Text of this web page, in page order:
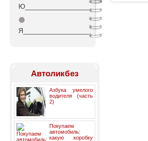
Ю_________________
⚫
Я_________________
Автоликбез
Азбука умелого
водителя (часть
2)
Покупаем
автомобиль:
какую коробку